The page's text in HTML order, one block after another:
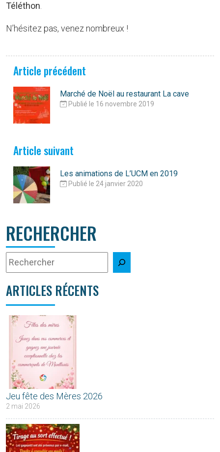
Téléthon
N’hésitez pas, venez nombreux !
Article précédent
Marché de Noël au restaurant La cave
Publié le 16 novembre 2019
Article suivant
Les animations de L’UCM en 2019
Publié le 24 janvier 2020
RECHERCHER
ARTICLES RÉCENTS
Jeu fête des Mères 2026
2 mai 2026